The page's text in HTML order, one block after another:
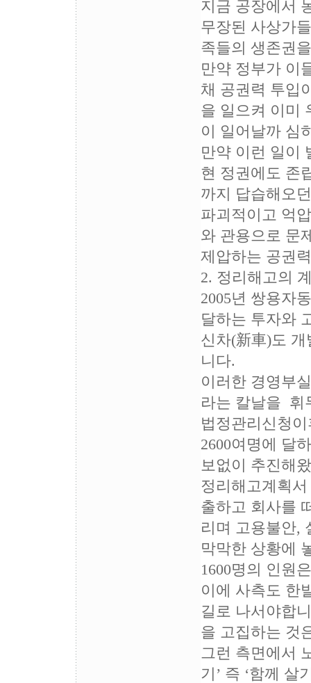
지금 공장에서
무장된 사상가
족들의 생존권
만약 정부가 이
채 공권력 투입
을 일으켜 이미
이 일어날까 심
만약 이런 일이
현 정권에도 존
까지 답습해오
파괴적이고 억
와 관용으로 문
제압하는 공권
2. 정리해고의
2005년 쌍용자
달하는 투자와
신차(新車)도
니다.
이러한 경영부
라는 칼날을 휘
법정관리신청
2600여명에 달
보없이 추진해
정리해고계획
출하고 회사를
리며 고용불안,
막막한 상황에
1600명의 인원
이에 사측도 한
길로 나서야합
을 고집하는 것
그런 측면에서
기’ 즉 ‘함께 살